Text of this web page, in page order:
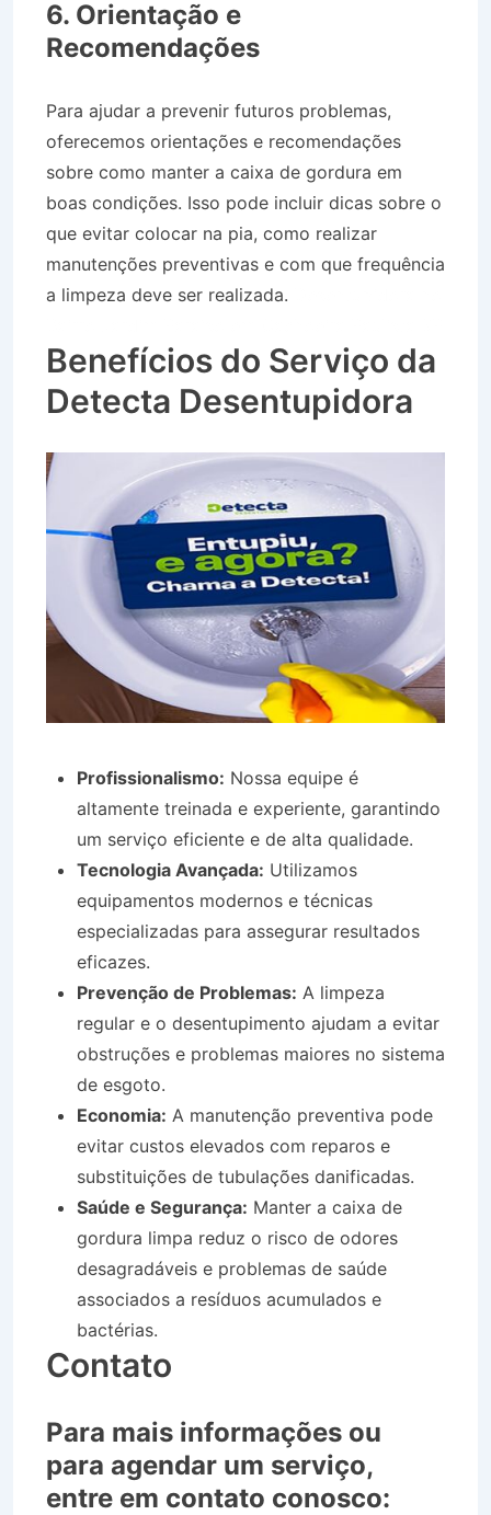
6. Orientação e
Recomendações
Para ajudar a prevenir futuros problemas,
oferecemos orientações e recomendações
sobre como manter a caixa de gordura em
boas condições. Isso pode incluir dicas sobre o
que evitar colocar na pia, como realizar
manutenções preventivas e com que frequência
a limpeza deve ser realizada.
Benefícios do Serviço da
Detecta Desentupidora
Profissionalismo: Nossa equipe é
altamente treinada e experiente, garantindo
um serviço eficiente e de alta qualidade.
Tecnologia Avançada: Utilizamos
equipamentos modernos e técnicas
especializadas para assegurar resultados
eficazes.
Prevenção de Problemas: A limpeza
regular e o desentupimento ajudam a evitar
obstruções e problemas maiores no sistema
de esgoto.
Economia: A manutenção preventiva pode
evitar custos elevados com reparos e
substituições de tubulações danificadas.
Saúde e Segurança: Manter a caixa de
gordura limpa reduz o risco de odores
desagradáveis e problemas de saúde
associados a resíduos acumulados e
bactérias.
Contato
Para mais informações ou
para agendar um serviço,
entre em contato conosco: